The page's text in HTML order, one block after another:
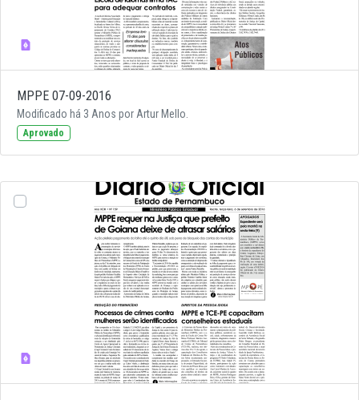
MPPE 07-09-2016
Modificado há 3 Anos por Artur Mello.
Aprovado